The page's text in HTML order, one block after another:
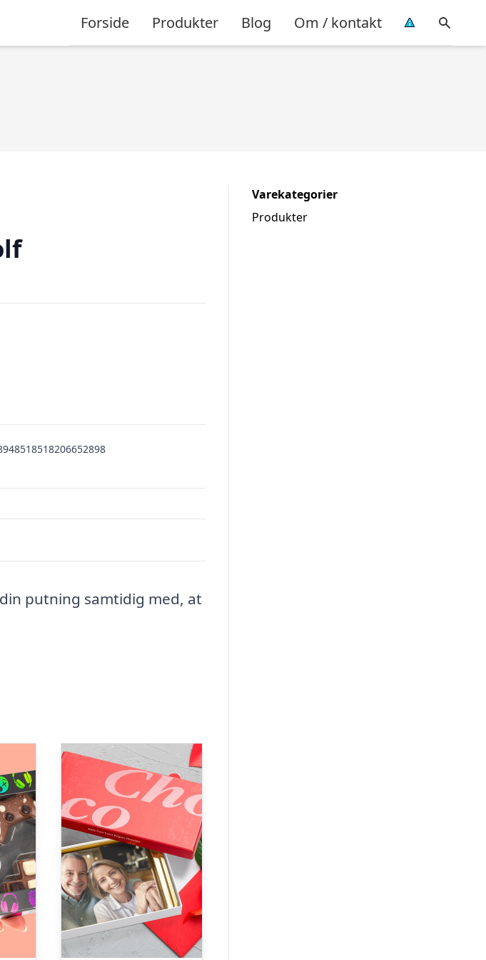
Forside Produkter Blog Om / kontakt
putning samtidig med, at
Varekategorier
Produkter